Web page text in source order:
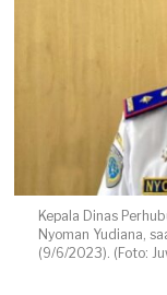
Kepala Dinas
Nyoman Yudiana,
(9/6/2023). (Foto: